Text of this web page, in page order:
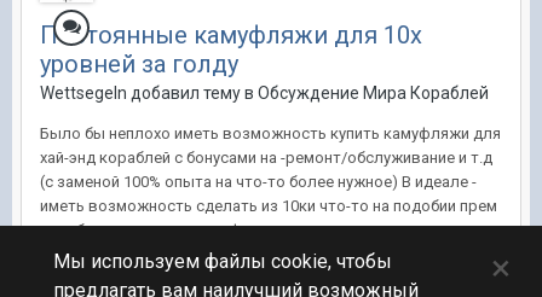
Постоянные камуфляжи для 10х
уровней за голду
Wettsegeln добавил тему в Обсуждение Мира Кораблей
Было бы неплохо иметь возможность купить камуфляжи для
хай-энд кораблей с бонусами на -ремонт/обслуживание и т.д
(с заменой 100% опыта на что-то более нужное) В идеале -
иметь возможность сделать из 10ки что-то на подобии прем
корабля с помощью камуфляжа
26 авг 2016, 14:25:38
Мы используем файлы cookie, чтобы
предлагать вам наилучший возможный
×